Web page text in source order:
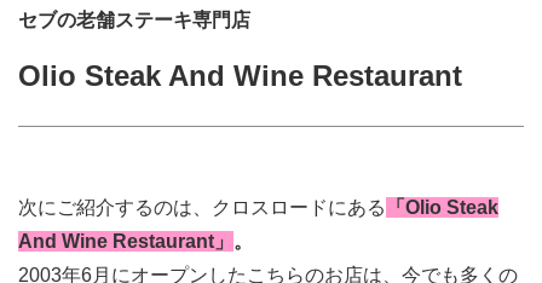
セブの老舗ステーキ専門店
Olio Steak And Wine Restaurant
次にご紹介するのは、クロスロードにある 「 Olio Steak
And Wine Restaurant」 。
2003年6月にオープンしたこちらのお店は、今でも多くの